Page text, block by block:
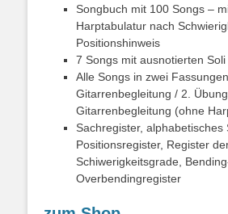
Songbuch mit 100 Songs –
Harptabulatur nach
Positionshinweis
7 Songs mit ausnotierten Soli
Alle Songs in zwei
Gitarrenbegleitung / 2.
Gitarrenbegleitung (ohne
Sachregister, alphabetisches
Positionsregister, Register
Schiwerigkeitsgrade,
Overbendingregister